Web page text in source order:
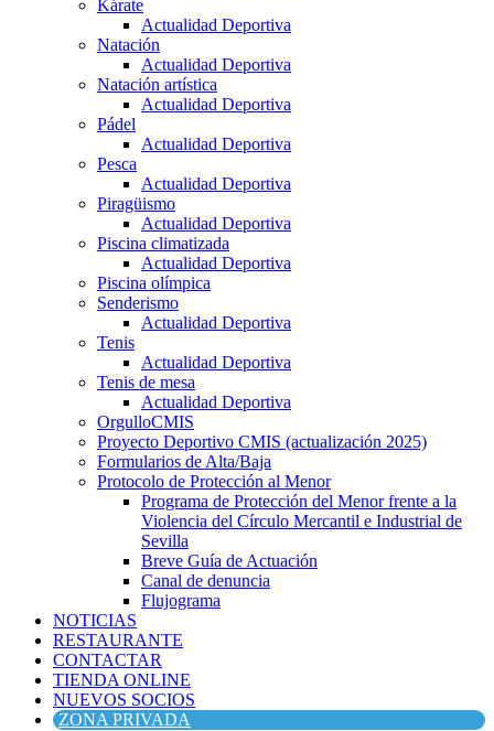
Kárate
Actualidad Deportiva
Natación
Actualidad Deportiva
Natación artística
Actualidad Deportiva
Pádel
Actualidad Deportiva
Pesca
Actualidad Deportiva
Piragüismo
Actualidad Deportiva
Piscina climatizada
Actualidad Deportiva
Piscina olímpica
Senderismo
Actualidad Deportiva
Tenis
Actualidad Deportiva
Tenis de mesa
Actualidad Deportiva
OrgulloCMIS
Proyecto Deportivo CMIS (actualización 2025)
Formularios de Alta/Baja
Protocolo de Protección al Menor
Programa de Protección del Menor frente a la
Violencia del Círculo Mercantil e Industrial de
Sevilla
Breve Guía de Actuación
Canal de denuncia
Flujograma
NOTICIAS
RESTAURANTE
CONTACTAR
TIENDA ONLINE
NUEVOS SOCIOS
ZONA PRIVADA